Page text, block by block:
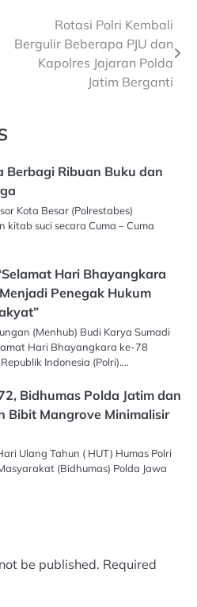
Rotasi Polri Kembali
Bergulir Beberapa PJU dan
Kapolres Jajaran Polda
Jatim Berganti
Berbagi Ribuan Buku dan
Kota Besar (Polrestabes)
suci secara Cuma – Cuma
Hari Bhayangkara
Penegak Hukum
(Menhub) Budi Karya Sumadi
Hari Bhayangkara ke-78
Indonesia (Polri).…
Bidhumas Polda Jatim dan
Bibit Mangrove Minimalisir
Ulang Tahun ( HUT) Humas Polri
(Bidhumas) Polda Jawa
be published. Required